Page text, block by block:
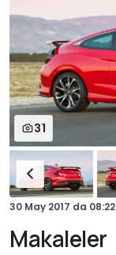
31
30 May 2017 da 08:22
Makaleler